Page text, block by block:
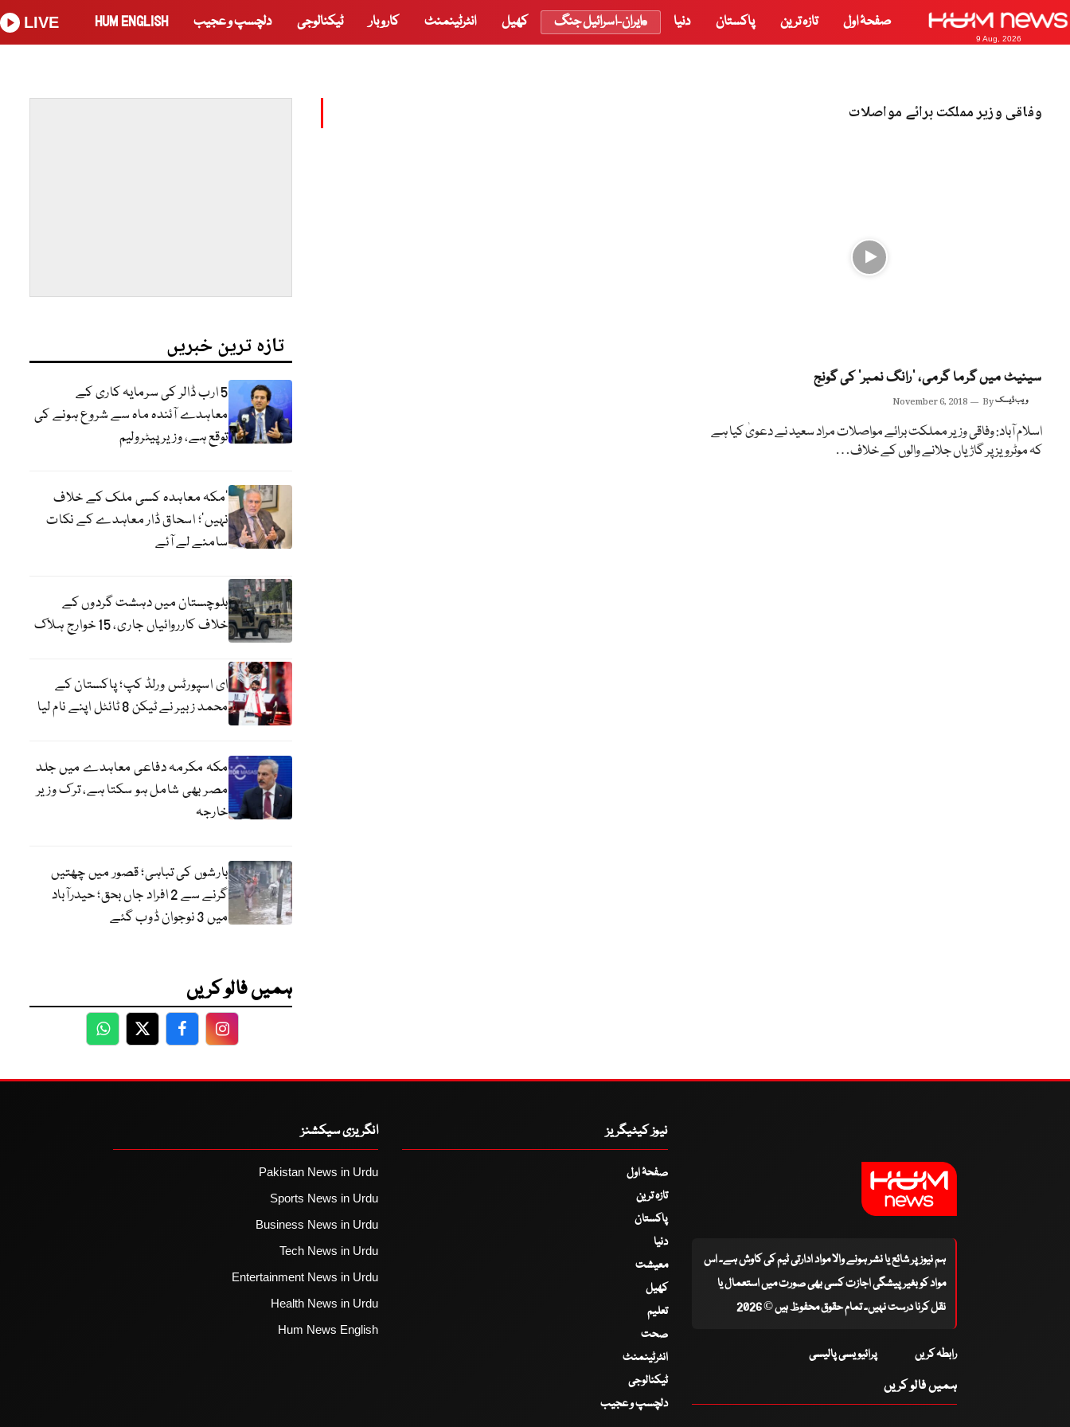
9 Aug, 2026
صفحۂ اول تازہ ترین پاکستان دنیا ایران-اسرائیل جنگ کھیل انٹرٹینمنٹ کاروبار ٹیکنالوجی دلچسپ و عجیب HUM ENGLISH
LIVE
وفاقی وزیر مملکت برائے مواصلات
سینیٹ میں گرما گرمی، ’رانگ نمبر‘ کی گونج
November 6, 2018 Byویب ڈیسک
اسلام آباد: وفاقی وزیر مملکت برائے مواصلات مراد سعید نے دعویٰ کیا ہے
کہ موٹرویز پر گاڑیاں جلانے والوں کے خلاف…
تازہ ترین خبریں
5 ارب ڈالر کی سرمایہ کاری کے
معاہدے آئندہ ماہ سے شروع ہونے کی
توقع ہے، وزیر پیٹرولیم
‘مکہ معاہدہ کسی ملک کے خلاف
نہیں’؛ اسحاق ڈار معاہدے کے نکات
سامنے لے آئے
بلوچستان میں دہشت گردوں کے
خلاف کارروائیاں جاری، 15 خوارج ہلاک
ای اسپورٹس ورلڈ کپ؛ پاکستان کے
محمد زبیر نے ٹیکن 8 ٹائٹل اپنے نام لیا
مکہ مکرمہ دفاعی معاہدے میں جلد
مصر بھی شامل ہو سکتا ہے، ترک وزیر
خارجہ
بارشوں کی تباہی؛ قصور میں چھتیں
گرنے سے 2 افراد جاں بحق؛ حیدرآباد
میں 3 نوجوان ڈوب گئے
ہمیں فالو کریں
WhatsApp
TwitterFacebookFacebook
ہم نیوز پر شائع یا نشر ہونے والا مواد ادارتی ٹیم کی کاوش ہے۔ اس
مواد کو بغیر پیشگی اجازت کسی بھی صورت میں استعمال یا
نقل کرنا درست نہیں۔ تمام حقوق محفوظ ہیں © 2026
رابطہ کریں پرائیویسی پالیسی
ہمیں فالو کریں
نیوز کیٹیگریز
صفحۂ اول
تازہ ترین
پاکستان
دنیا
معیشت
کھیل
تعلیم
صحت
انٹرٹینمنٹ
ٹیکنالوجی
دلچسپ و عجیب
انگریزی سیکشنز
Pakistan News in Urdu
Sports News in Urdu
Business News in Urdu
Tech News in Urdu
Entertainment News in Urdu
Health News in Urdu
Hum News English